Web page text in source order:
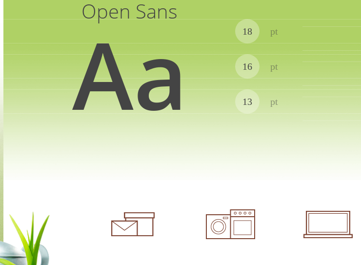
Open Sans
Аа 18 pt
16 pt
13 pt